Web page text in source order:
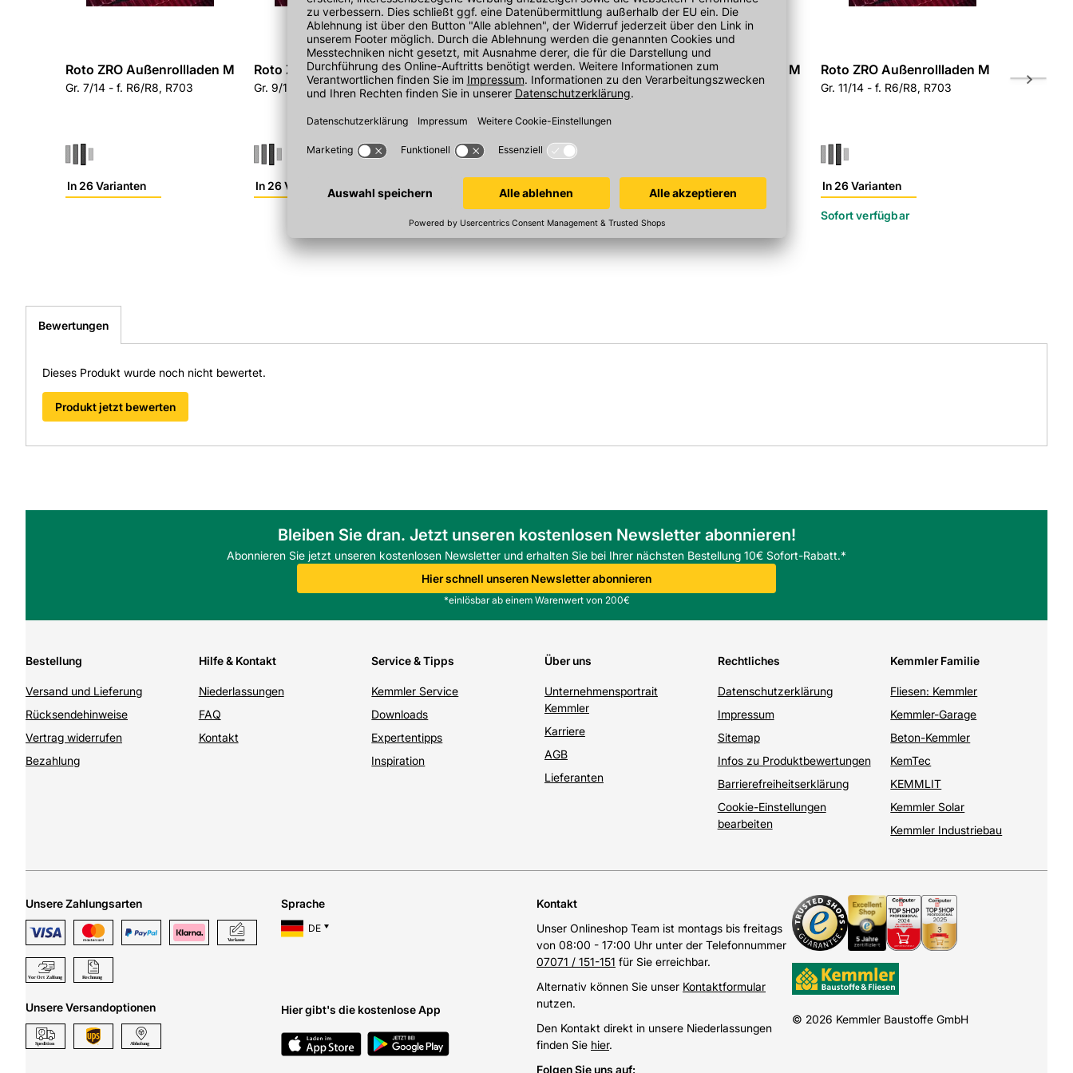
Serie: Rollladen
Warengruppe: Dachfenster Roto
Digitale Schnittstellen wie OCI und IDS ermöglichen schnelle Bestellabwicklung und optimieren den
Einkauf beim Baustofffachhandel in Südwest-Deutschland.
Ist der Roto ZRO Außenrollladen M mit Designo R703 kompatibel?
Ja, der Außenrollladen ist für Designo R703 und R6/R8-Profile geeignet und passt perfekt in bestehende
Blendrahmen.
Wie wird der Roto ZRO Außenrollladen M montiert und angeschlossen?
Welche Bestellnummern und Identifikationsmerkmale hat der Roto ZRO Außenrollladen M?
Roto ZRO Außenrollladen M
Gr. 7/14 - f. R6/R8, R703
In 26 Varianten
Roto ZRO Außenrollladen M
Gr. 9/11 - f. R6/R8, R703
In 26 Varianten
Roto ZRO Außenrollladen M
Gr. 9/14 - f. R6/R8, R703
In 26 Varianten
Roto ZRO Außenrollladen M
Gr. 11/11 - f. R6/R8, R703
In 27 Varianten
Roto ZRO Außenrollladen M
Gr. 11/14 - f. R6/R8, R703
In 26 Varianten
Sofort verfügbar
Bewertungen
Dieses Produkt wurde noch nicht bewertet.
Produkt jetzt bewerten
Bleiben Sie dran. Jetzt unseren kostenlosen Newsletter abonnieren!
Abonnieren Sie jetzt unseren kostenlosen Newsletter und erhalten Sie bei Ihrer nächsten Bestellung 10€ Sofort-Rabatt.*
Hier schnell unseren Newsletter abonnieren
*einlösbar ab einem Warenwert von 200€
Bestellung
Versand und Lieferung
Rücksendehinweise
Vertrag widerrufen
Bezahlung
Hilfe & Kontakt
Niederlassungen
FAQ
Kontakt
Service & Tipps
Kemmler Service
Downloads
Expertentipps
Inspiration
Über uns
Unternehmensportrait
Kemmler
Karriere
AGB
Lieferanten
Rechtliches
Datenschutzerklärung
Impressum
Sitemap
Infos zu Produktbewertungen
Barrierefreiheitserklärung
Cookie-Einstellungen
bearbeiten
Kemmler Familie
Fliesen: Kemmler
Kemmler-Garage
Beton-Kemmler
KemTec
KEMMLIT
Kemmler Solar
Kemmler Industriebau
Unsere Zahlungsarten
Unsere Versandoptionen
Sprache
DE
Hier gibt's die kostenlose App
Kontakt
Unser Onlineshop Team ist montags bis freitags
von 08:00 - 17:00 Uhr unter der Telefonnummer
07071 / 151-151 für Sie erreichbar.
Alternativ können Sie unser Kontaktformular
nutzen.
Den Kontakt direkt in unsere Niederlassungen
finden Sie hier.
Folgen Sie uns auf:
© 2026 Kemmler Baustoffe GmbH